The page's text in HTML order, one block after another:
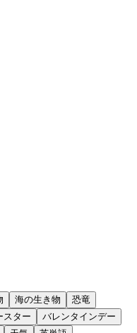
海の生き物
恐竜
スター
バレンタインデー